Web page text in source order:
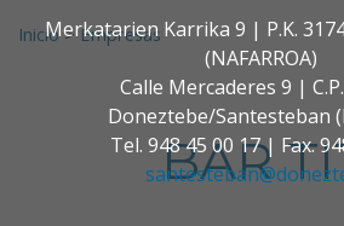
Merkatarien Karrika 9 | P.K.
(NAFARROA)
Calle Mercaderes 9 |
Doneztebe/Santesteban
Tel. 948 45 00 17 | Fax.
Buscar:
Inicio>Empresas
BAR